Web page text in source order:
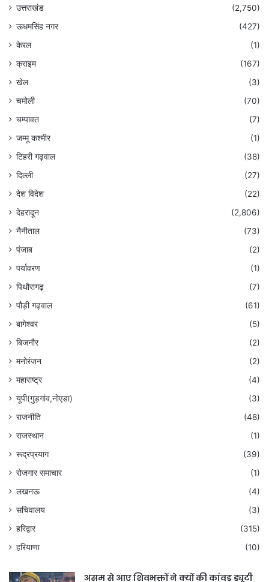
उत्तराखंड
(2,750)
ऊधमसिंह नगर
(427)
केरल
(1)
क्राइम
(167)
खेल
(3)
चमोली
(70)
चम्पावत
(7)
जम्मू कश्मीर
(1)
टिहरी गढ़वाल
(38)
दिल्ली
(27)
देश विदेश
(22)
देहरादून
(2,806)
नैनीताल
(73)
पंजाब
(2)
पर्यावरण
(1)
पिथौरागढ़
(7)
पौड़ी गढ़वाल
(61)
बागेश्वर
(5)
बिजनौर
(2)
मनोरंजन
(2)
महाराष्ट्र
(4)
यूपी(गुड़गांव,नोएडा)
(3)
राजनीति
(48)
राजस्थान
(1)
रूद्रप्रयाग
(39)
रोजगार समाचार
(1)
लखनऊ
(4)
सचिवालय
(3)
हरिद्वार
(315)
हरियाणा
(10)
असम से आए शिवभक्तों ने क्यों की कांवड़ ड्यूटी